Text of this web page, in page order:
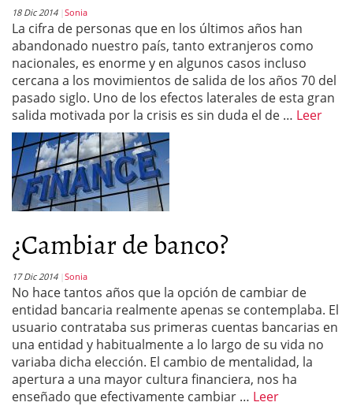
18 Dic 2014 Sonia
La cifra de personas que en los últimos años han
abandonado nuestro país, tanto extranjeros como
nacionales, es enorme y en algunos casos incluso
cercana a los movimientos de salida de los años 70 del
pasado siglo. Uno de los efectos laterales de esta gran
salida motivada por la crisis es sin duda el de … Leer
¿Cambiar de banco?
17 Dic 2014 Sonia
No hace tantos años que la opción de cambiar de
entidad bancaria realmente apenas se contemplaba. El
usuario contrataba sus primeras cuentas bancarias en
una entidad y habitualmente a lo largo de su vida no
variaba dicha elección. El cambio de mentalidad, la
apertura a una mayor cultura financiera, nos ha
enseñado que efectivamente cambiar … Leer